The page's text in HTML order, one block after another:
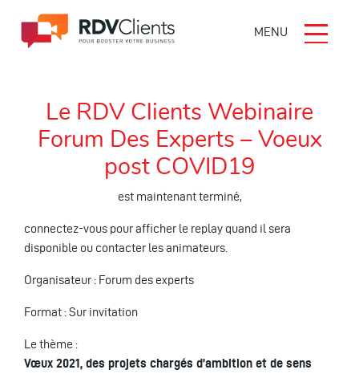
MENU
Le RDV Clients Webinaire
Forum Des Experts – Voeux
post COVID19
est maintenant terminé,
connectez-vous pour afficher le replay quand il sera
disponible ou contacter les animateurs.
Organisateur : Forum des experts
Format : Sur invitation
Le thème :
Vœux 2021, des projets chargés d’ambition et de sens